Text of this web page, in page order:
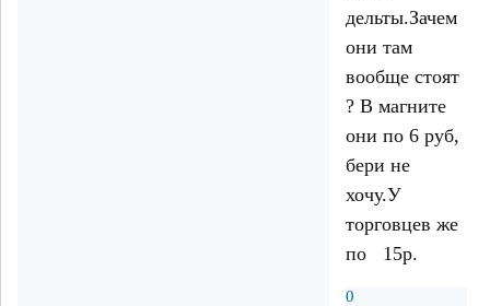
дельты.Зачем
они там
вообще стоят
? В магните
они по 6 руб,
бери не
хочу.У
торговцев же
по 15р.
0